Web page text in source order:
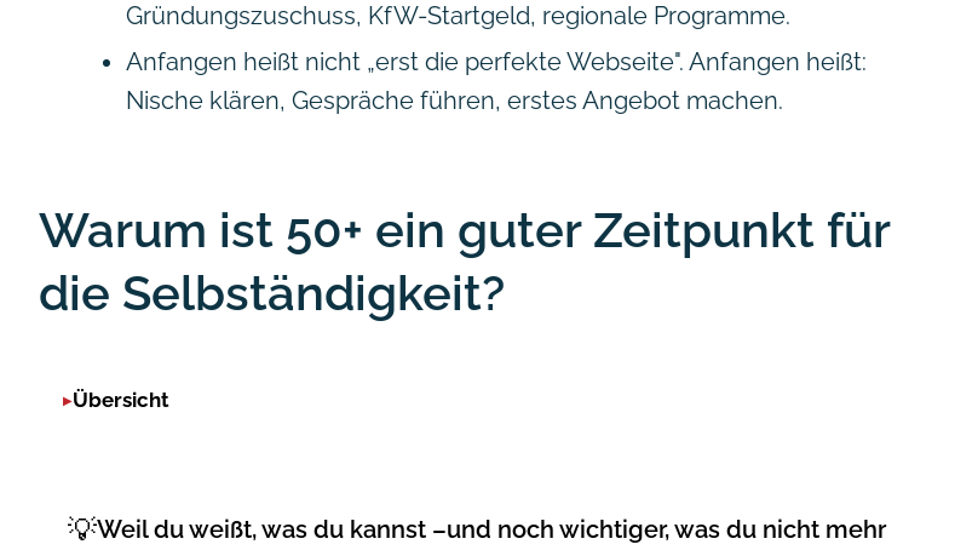
Gründungszuschuss, KfW-Startgeld, regionale Programme.
Anfangen heißt nicht „erst die perfekte Webseite". Anfangen heißt:
Nische klären, Gespräche führen, erstes Angebot machen.
Warum ist 50+ ein guter Zeitpunkt für
die Selbständigkeit?
Übersicht
💡Weil du weißt, was du kannst –und noch wichtiger, was du nicht mehr